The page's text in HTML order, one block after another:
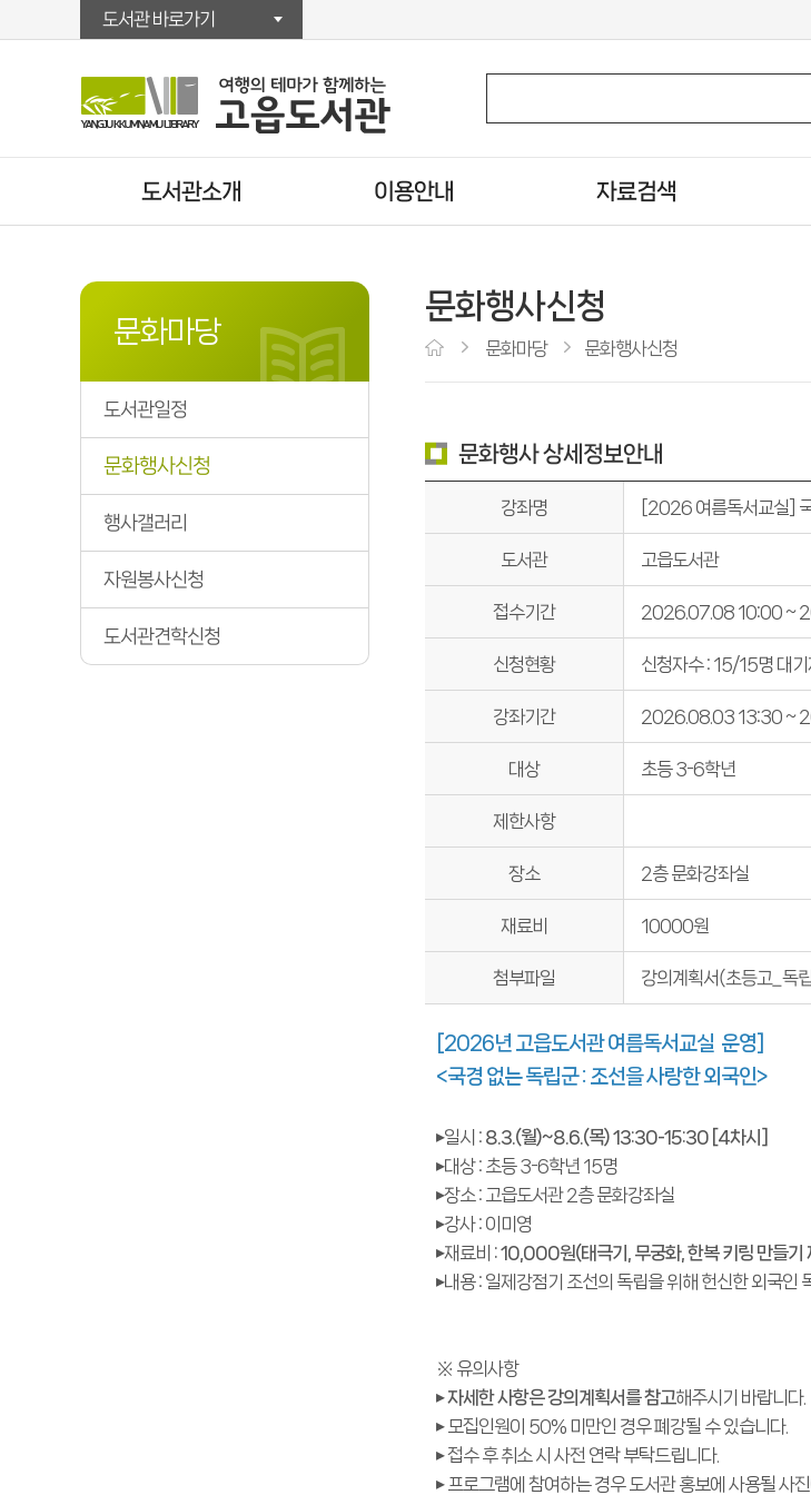
도서관 바로가기
도서관소개
연혁
자료현황
찾아오시는길
운영법규
이용안내
시설안내
대출/반납/예약
U도서관
상호대차서비스
자료검색
DVD/CD검색
U도서관검색
주제별검색
신착자료검색
추천도서
공공도서관 인기도서
희망도서신청
희망도서바로대출
도서
문화마당
도서관일정
문화행사신청
행사갤러리
자원봉사신청
도서관견학신청
문화행사신청
문화마당 문화행사신청
문화행사 상세정보안내
강좌명 [2026 여름독서교실]
도서관 고읍도서관
접수기간 2026.07.08 10:00 ~
신청현황 신청자수 : 15/15명 대
강좌기간 2026.08.03 13:30 ~
대상 초등 3-6학년
제한사항
장소 2층 문화강좌실
재료비 10000원
첨부파일 강의계획서(초등고_독
[2026년 고읍도서관 여름독서교실 운영]
<국경 없는 독립군 : 조선을 사랑한 외국인>
▸일시 : 8 .3.(월)~8.6.(목) 13:30-15:30 [4차시]
▸대상 : 초등 3-6학년 15명
▸장소 : 고읍도서관 2층 문화강좌실
▸강사 : 이미영
▸재료비 : 10,000원(태극기, 무궁화, 한복 키링 만들기
▸내용 : 일제강점기 조선의 독립을 위해 헌신한 외국인
※ 유의사항
▸자세한 사항은 강의계획서를 참고해주시기 바랍니다.
▸ 모집인원이 50% 미만인 경우 폐강될 수 있습니다.
▸ 접수 후 취소 시 사전 연락 부탁드립니다.
▸ 프로그램에 참여하는 경우 도서관 홍보에 사용될 사